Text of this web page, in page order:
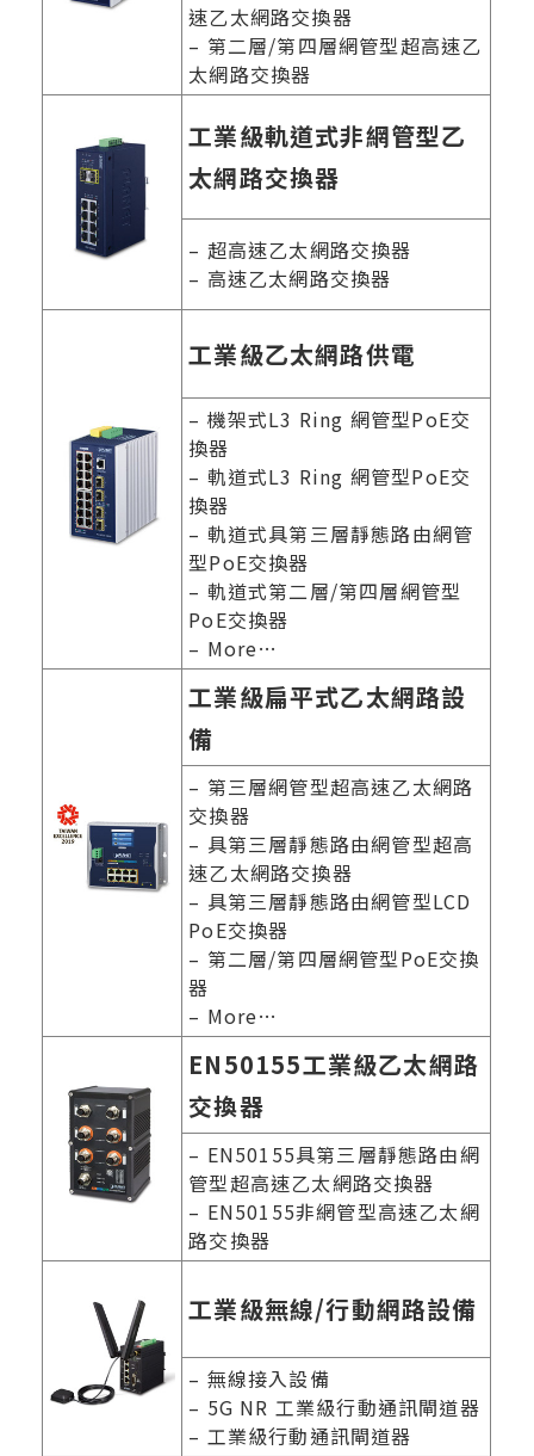
速乙太網路交換器
– 第二層/第四層網管型超高速乙
太網路交換器
工業級軌道式非網管型乙
太網路交換器
– 超高速乙太網路交換器
– 高速乙太網路交換器
工業級乙太網路供電
– 機架式L3 Ring 網管型PoE交
換器
– 軌道式L3 Ring 網管型PoE交
換器
– 軌道式具第三層靜態路由網管
型PoE交換器
– 軌道式第二層/第四層網管型
PoE交換器
– More…
工業級扁平式乙太網路設
備
– 第三層網管型超高速乙太網路
交換器
– 具第三層靜態路由網管型超高
速乙太網路交換器
– 具第三層靜態路由網管型LCD
PoE交換器
– 第二層/第四層網管型PoE交換
器
– More…
EN50155工業級乙太網路
交換器
– EN50155具第三層靜態路由網
管型超高速乙太網路交換器
– EN50155非網管型高速乙太網
路交換器
工業級無線/行動網路設備
– 無線接入設備
– 5G NR 工業級行動通訊閘道器
– 工業級行動通訊閘道器